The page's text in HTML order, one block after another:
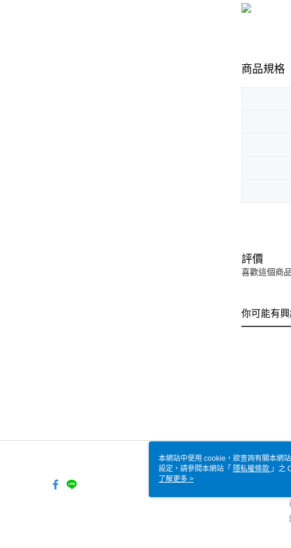
商品規格
評價
喜歡這個商
你可能有
本網站中使用 cookie，欲查詢有關本網
設定，請參閱本網站「 隱私權條款 」之
使用 cookie。
了解更多 >